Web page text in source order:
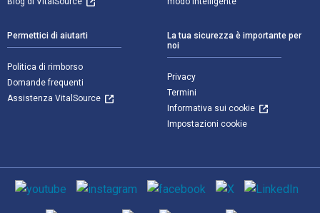
Permettici di aiutarti
Politica di rimborso
Domande frequenti
Assistenza VitalSource
La tua sicurezza è importante per
noi
Privacy
Termini
Informativa sui cookie
Impostazioni cookie
Mezzi sociali